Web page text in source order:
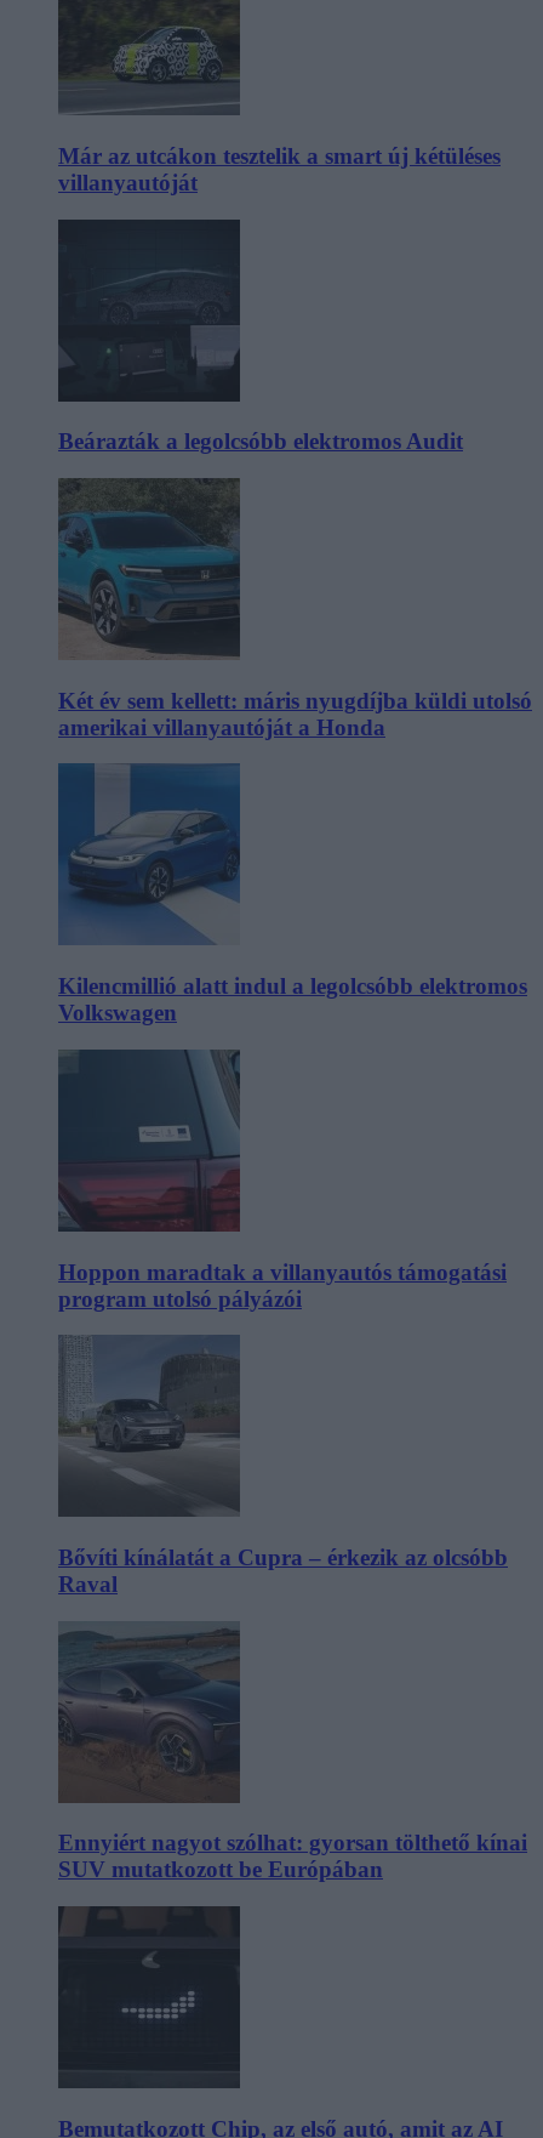
Már az utcákon tesztelik a smart új kétüléses
villanyautóját
Beárazták a legolcsóbb elektromos Audit
Két év sem kellett: máris nyugdíjba küldi utolsó
amerikai villanyautóját a Honda
Kilencmillió alatt indul a legolcsóbb elektromos
Volkswagen
Hoppon maradtak a villanyautós támogatási
program utolsó pályázói
Bővíti kínálatát a Cupra – érkezik az olcsóbb
Raval
Ennyiért nagyot szólhat: gyorsan tölthető kínai
SUV mutatkozott be Európában
Bemutatkozott Chip, az első autó, amit az AI